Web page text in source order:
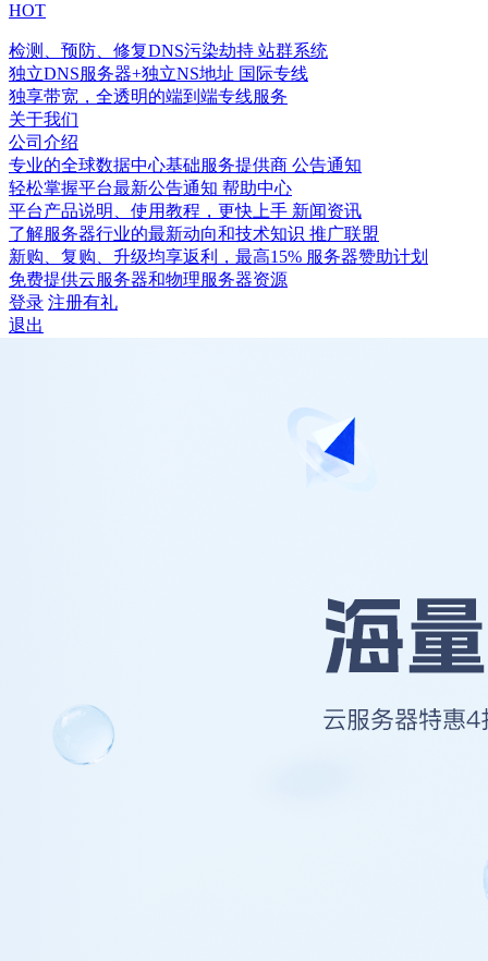
HOT
检测、预防、修复DNS污染劫持 站群系统
独立DNS服务器+独立NS地址 国际专线
独享带宽，全透明的端到端专线服务
关于我们
公司介绍
专业的全球数据中心基础服务提供商 公告通知
轻松掌握平台最新公告通知 帮助中心
平台产品说明、使用教程，更快上手 新闻资讯
了解服务器行业的最新动向和技术知识 推广联盟
新购、复购、升级均享返利，最高15% 服务器赞助计划
免费提供云服务器和物理服务器资源
登录 注册有礼
退出